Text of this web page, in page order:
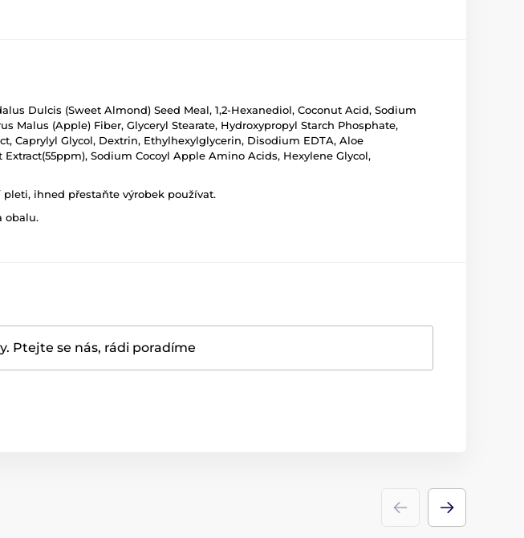
Dulcis (Sweet Almond) Seed Meal, 1,2-Hexanediol, Coconut Acid, Sodium
Malus (Apple) Fiber, Glyceryl Stearate, Hydroxypropyl Starch Phosphate,
Caprylyl Glycol, Dextrin, Ethylhexylglycerin, Disodium EDTA, Aloe
Sodium Cocoyl Apple Amino Acids, Hexylene Glycol,
ihned přestaňte výrobek používat.
obalu.
Ptejte se nás, rádi poradíme